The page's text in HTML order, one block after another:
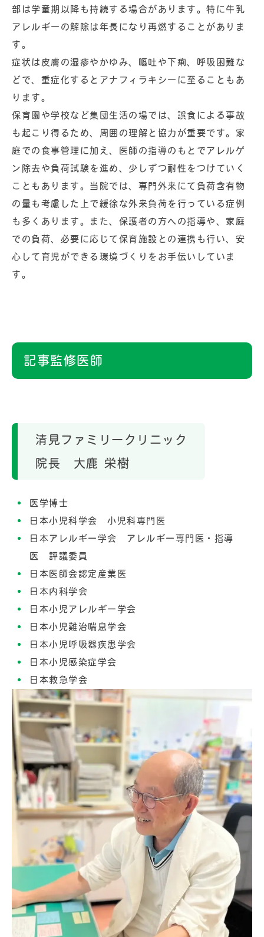
部は学童期以降も持続する場合があります。特に牛乳
アレルギーの解除は年長になり再燃することがありま
す。
症状は皮膚の湿疹やかゆみ、嘔吐や下痢、呼吸困難な
どで、重症化するとアナフィラキシーに至ることもあ
ります。
保育園や学校など集団生活の場では、誤食による事故
も起こり得るため、周囲の理解と協力が重要です。家
庭での食事管理に加え、医師の指導のもとでアレルゲ
ン除去や負荷試験を進め、少しずつ耐性をつけていく
こともあります。当院では、専門外来にて負荷含有物
の量も考慮した上で緩徐な外来負荷を行っている症例
も多くあります。また、保護者の方への指導や、家庭
での負荷、必要に応じて保育施設との連携も行い、安
心して育児ができる環境づくりをお手伝いしていま
す。
記事監修医師
清見ファミリークリニック
院長 大鹿 栄樹
医学博士
日本小児科学会 小児科専門医
日本アレルギー学会 アレルギー専門医・指導
医 評議委員
日本医師会認定産業医
日本内科学会
日本小児アレルギー学会
日本小児難治喘息学会
日本小児呼吸器疾患学会
日本小児感染症学会
日本救急学会